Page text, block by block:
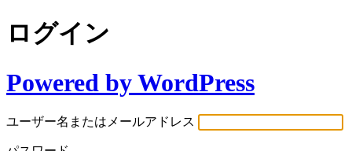
ログイン
Powered by WordPress
ユーザー名またはメールアドレス